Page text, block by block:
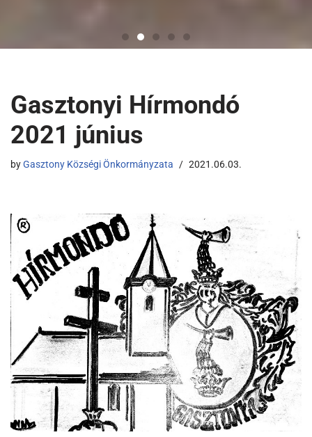
Gasztonyi Hírmondó
2021 június
byGasztony Községi Önkormányzata 2021.06.03.